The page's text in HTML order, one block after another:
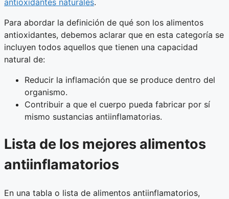
antioxidantes naturales.
Para abordar la definición de qué son los alimentos
antioxidantes, debemos aclarar que en esta categoría se
incluyen todos aquellos que tienen una capacidad
natural de:
Reducir la inflamación que se produce dentro del
organismo.
Contribuir a que el cuerpo pueda fabricar por sí
mismo sustancias antiinflamatorias.
Lista de los mejores alimentos
antiinflamatorios
En una tabla o lista de alimentos antiinflamatorios,